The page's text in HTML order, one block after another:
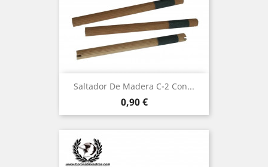
Saltador De Madera C-2 Con...
Precio
0,90 €